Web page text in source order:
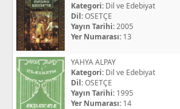
Kategori: Dil ve Edebiyat
Dil:OSETÇE
Yayın Tarihi:2005
Yer Numarası: 13
YAHYA ALPAY
Kategori: Dil ve Edebiyat
Dil:OSETÇE
Yayın Tarihi: 1995
Yer Numarası: 14